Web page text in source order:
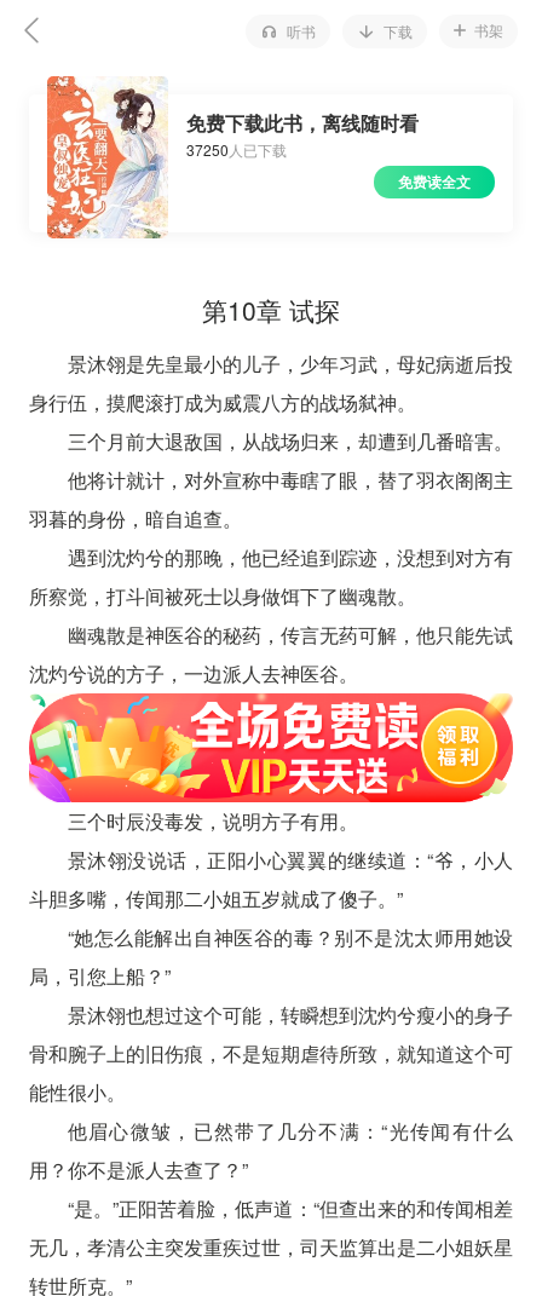
听书 下载 书架
免费下载此书，离线随时看
37250 人已下载
免费读全文
第10章 试探
景沐翎是先皇最小的儿子，少年习武，母妃病逝后投
身行伍，摸爬滚打成为威震八方的战场弑神。
三个月前大退敌国，从战场归来，却遭到几番暗害。
他将计就计，对外宣称中毒瞎了眼，替了羽衣阁阁主
羽暮的身份，暗自追查。
遇到沈灼兮的那晚，他已经追到踪迹，没想到对方有
所察觉，打斗间被死士以身做饵下了幽魂散。
幽魂散是神医谷的秘药，传言无药可解，他只能先试
沈灼兮说的方子，一边派人去神医谷。
三个时辰没毒发，说明方子有用。
景沐翎没说话，正阳小心翼翼的继续道：“爷，小人
斗胆多嘴，传闻那二小姐五岁就成了傻子。”
“她怎么能解出自神医谷的毒？别不是沈太师用她设
局，引您上船？”
景沐翎也想过这个可能，转瞬想到沈灼兮瘦小的身子
骨和腕子上的旧伤痕，不是短期虐待所致，就知道这个可
能性很小。
他眉心微皱，已然带了几分不满：“光传闻有什么
用？你不是派人去查了？”
“是。”正阳苦着脸，低声道：“但查出来的和传闻相差
无几，孝清公主突发重疾过世，司天监算出是二小姐妖星
转世所克。”